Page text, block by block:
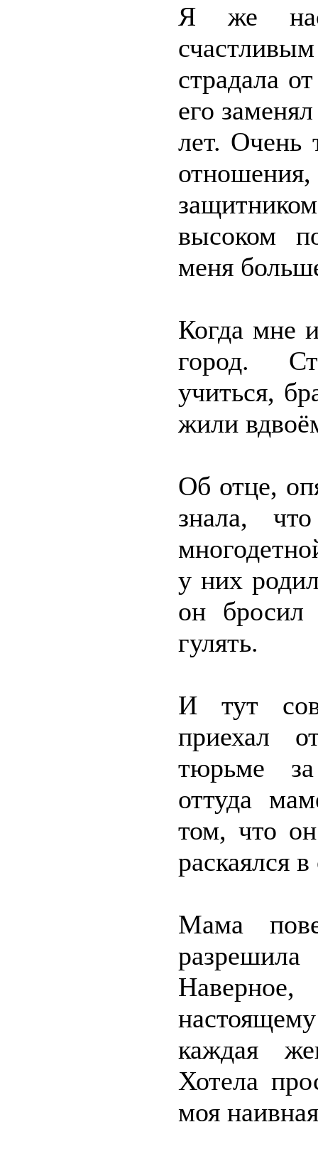
Я же
страдала
его
лет. Очень
высоком
меня
Когда мне
город.
учиться,
жили
Об отце,
знала,
у них
он
гулять.
И тут
приехал
тюрьме
оттуда
том, что
раскаялся
Мама
каждая
Хотела
моя